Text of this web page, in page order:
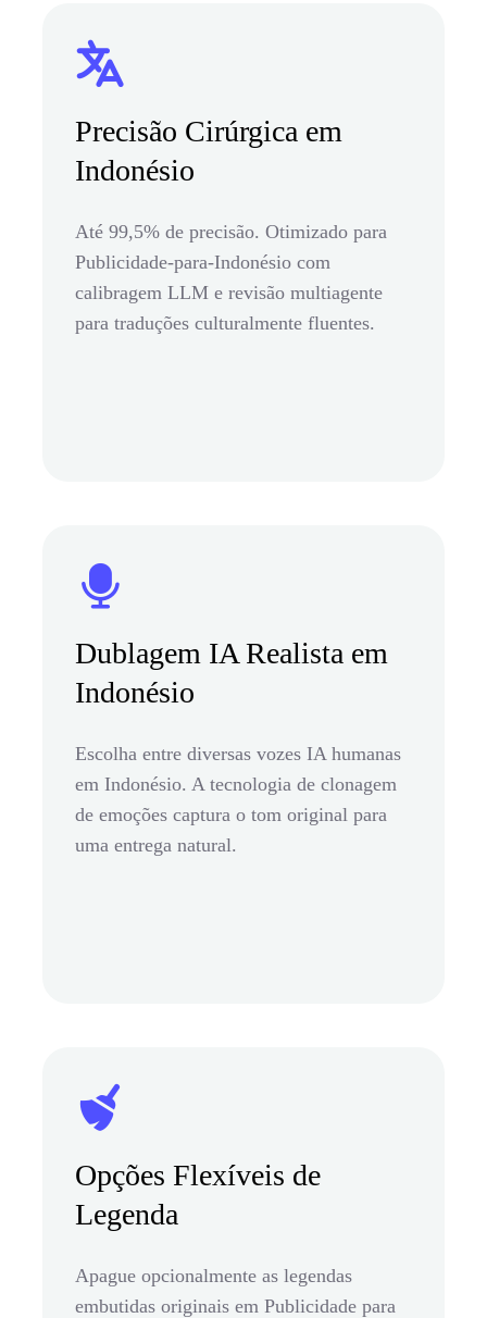
Precisão Cirúrgica em
Indonésio
Até 99,5% de precisão. Otimizado para
Publicidade-para-Indonésio com
calibragem LLM e revisão multiagente
para traduções culturalmente fluentes.
Dublagem IA Realista em
Indonésio
Escolha entre diversas vozes IA humanas
em Indonésio. A tecnologia de clonagem
de emoções captura o tom original para
uma entrega natural.
Opções Flexíveis de
Legenda
Apague opcionalmente as legendas
embutidas originais em Publicidade para